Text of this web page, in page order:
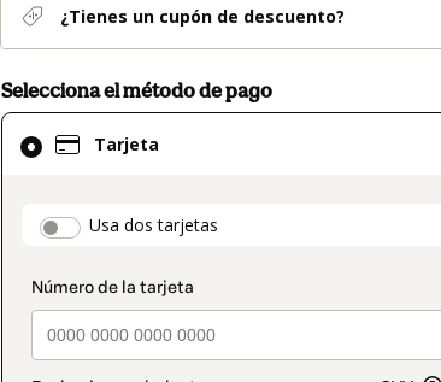
¿Tienes un cupón de descuento?
Selecciona el método de pago
Tarjeta
payment_data.section_title_v2
Usa dos tarjetas
El
método
seleccionado
Tarjeta